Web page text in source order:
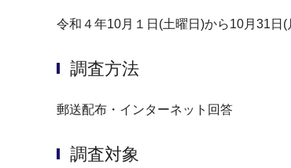
令和４年10月１日(土曜日)から10月31日(
調査方法
郵送配布・インターネット回答
調査対象